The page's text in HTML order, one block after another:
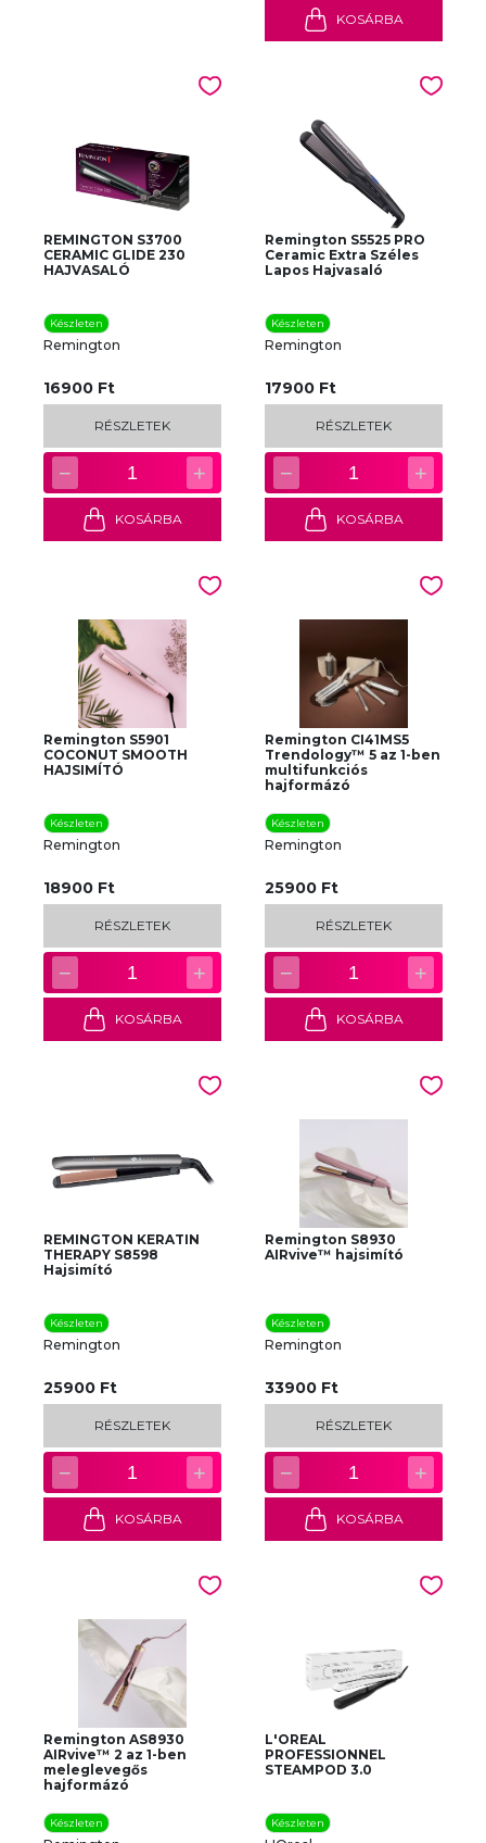
KOSÁRBA
REMINGTON S3700
CERAMIC GLIDE 230
HAJVASALÓ
Készleten
Remington
16900 Ft
RÉSZLETEK
− 1 +
KOSÁRBA
Remington S5525 PRO
Ceramic Extra Széles
Lapos Hajvasaló
Készleten
Remington
17900 Ft
RÉSZLETEK
− 1 +
KOSÁRBA
Remington S5901
COCONUT SMOOTH
HAJSIMÍTÓ
Készleten
Remington
18900 Ft
RÉSZLETEK
− 1 +
KOSÁRBA
Remington CI41MS5
Trendology™ 5 az 1-ben
multifunkciós
hajformázó
Készleten
Remington
25900 Ft
RÉSZLETEK
− 1 +
KOSÁRBA
REMINGTON KERATIN
THERAPY S8598
Hajsimító
Készleten
Remington
25900 Ft
RÉSZLETEK
− 1 +
KOSÁRBA
Remington S8930
AIRvive™ hajsimító
Készleten
Remington
33900 Ft
RÉSZLETEK
− 1 +
KOSÁRBA
Remington AS8930
AIRvive™ 2 az 1-ben
meleglevegős
hajformázó
Készleten
L'OREAL
PROFESSIONNEL
STEAMPOD 3.0
Készleten